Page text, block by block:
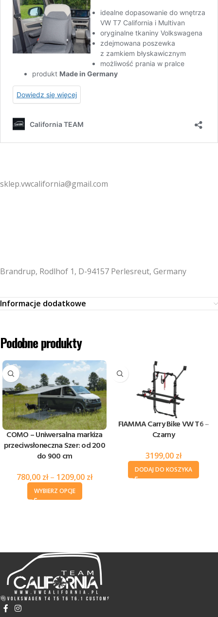
sklep.vwcalifornia@gmail.com
Brandrup, Rodlhof 1, D-94157 Perlesreut, Germany
Informacje dodatkowe
Podobne produkty
COMO – Uniwersalna markiza
przeciwsłoneczna Szer: od 200
do 900 cm
780,00 zł – 1209,00 zł
WYBIERZ OPCJE
FIAMMA Carry Bike VW T6 –
Czarny
3199,00 zł
DODAJ DO KOSZYKA